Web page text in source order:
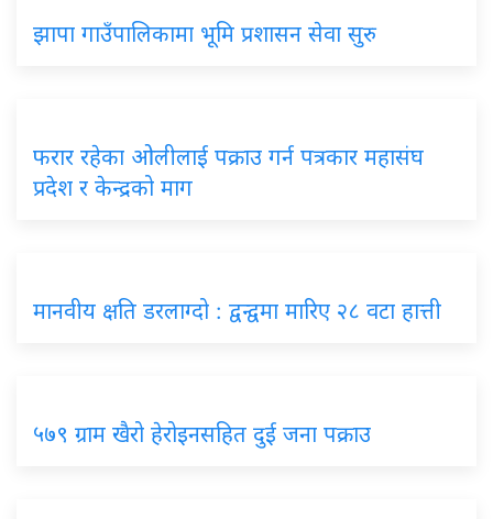
झापा गाउँपालिकामा भूमि प्रशासन सेवा सुरु
फरार रहेका ओलीलाई पक्राउ गर्न पत्रकार महासंघ
प्रदेश र केन्द्रको माग
मानवीय क्षति डरलाग्दो : द्वन्द्वमा मारिए २८ वटा हात्ती
५७९ ग्राम खैरो हेरोइनसहित दुई जना पक्राउ